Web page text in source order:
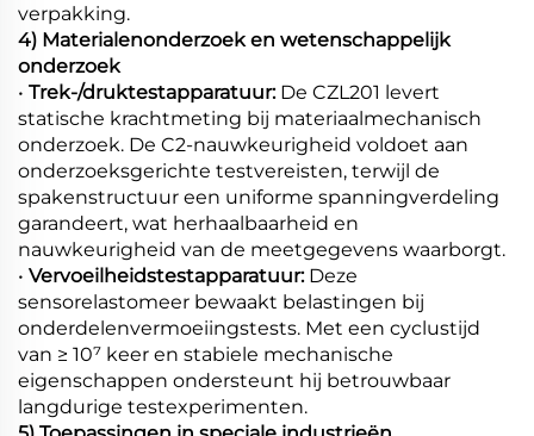
verpakking.
4) Materialenonderzoek en wetenschappelijk
onderzoek
• Trek-/druktestapparatuur: De CZL201 levert
statische krachtmeting bij materiaalmechanisch
onderzoek. De C2-nauwkeurigheid voldoet aan
onderzoeksgerichte testvereisten, terwijl de
spakenstructuur een uniforme spanningverdeling
garandeert, wat herhaalbaarheid en
nauwkeurigheid van de meetgegevens waarborgt.
• Vervoeilheidstestapparatuur: Deze
sensorelastomeer bewaakt belastingen bij
onderdelenvermoeiingstests. Met een cyclustijd
van ≥ 10⁷ keer en stabiele mechanische
eigenschappen ondersteunt hij betrouwbaar
langdurige testexperimenten.